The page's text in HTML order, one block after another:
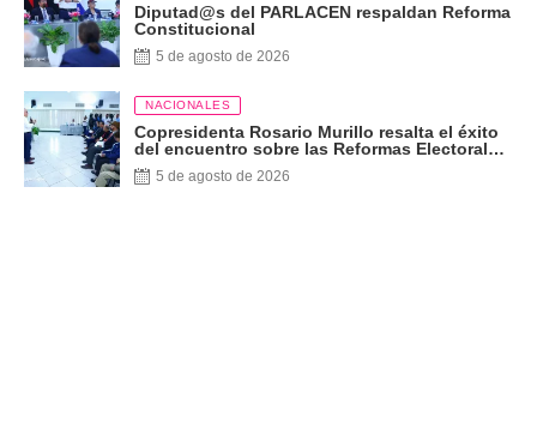
Diputad@s del PARLACEN respaldan Reforma
Constitucional
5 de agosto de 2026
NACIONALES
Copresidenta Rosario Murillo resalta el éxito
del encuentro sobre las Reformas Electorales
con diputados del PARLACEN
5 de agosto de 2026